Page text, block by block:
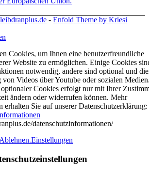
-Enfold Theme by Kriesi
Cookies, um Ihnen eine benutzerfreundliche
Website zu ermöglichen. Einige Cookies
notwendig, andere sind optional und
von Videos über Youtube oder sozialen
Cookies erfolgt nur mit Ihrer
ändern oder widerrufen können. Mehr
erhalten Sie auf unserer Datenschutzerklärung:
datenschutzinformationen/
Einstellungen